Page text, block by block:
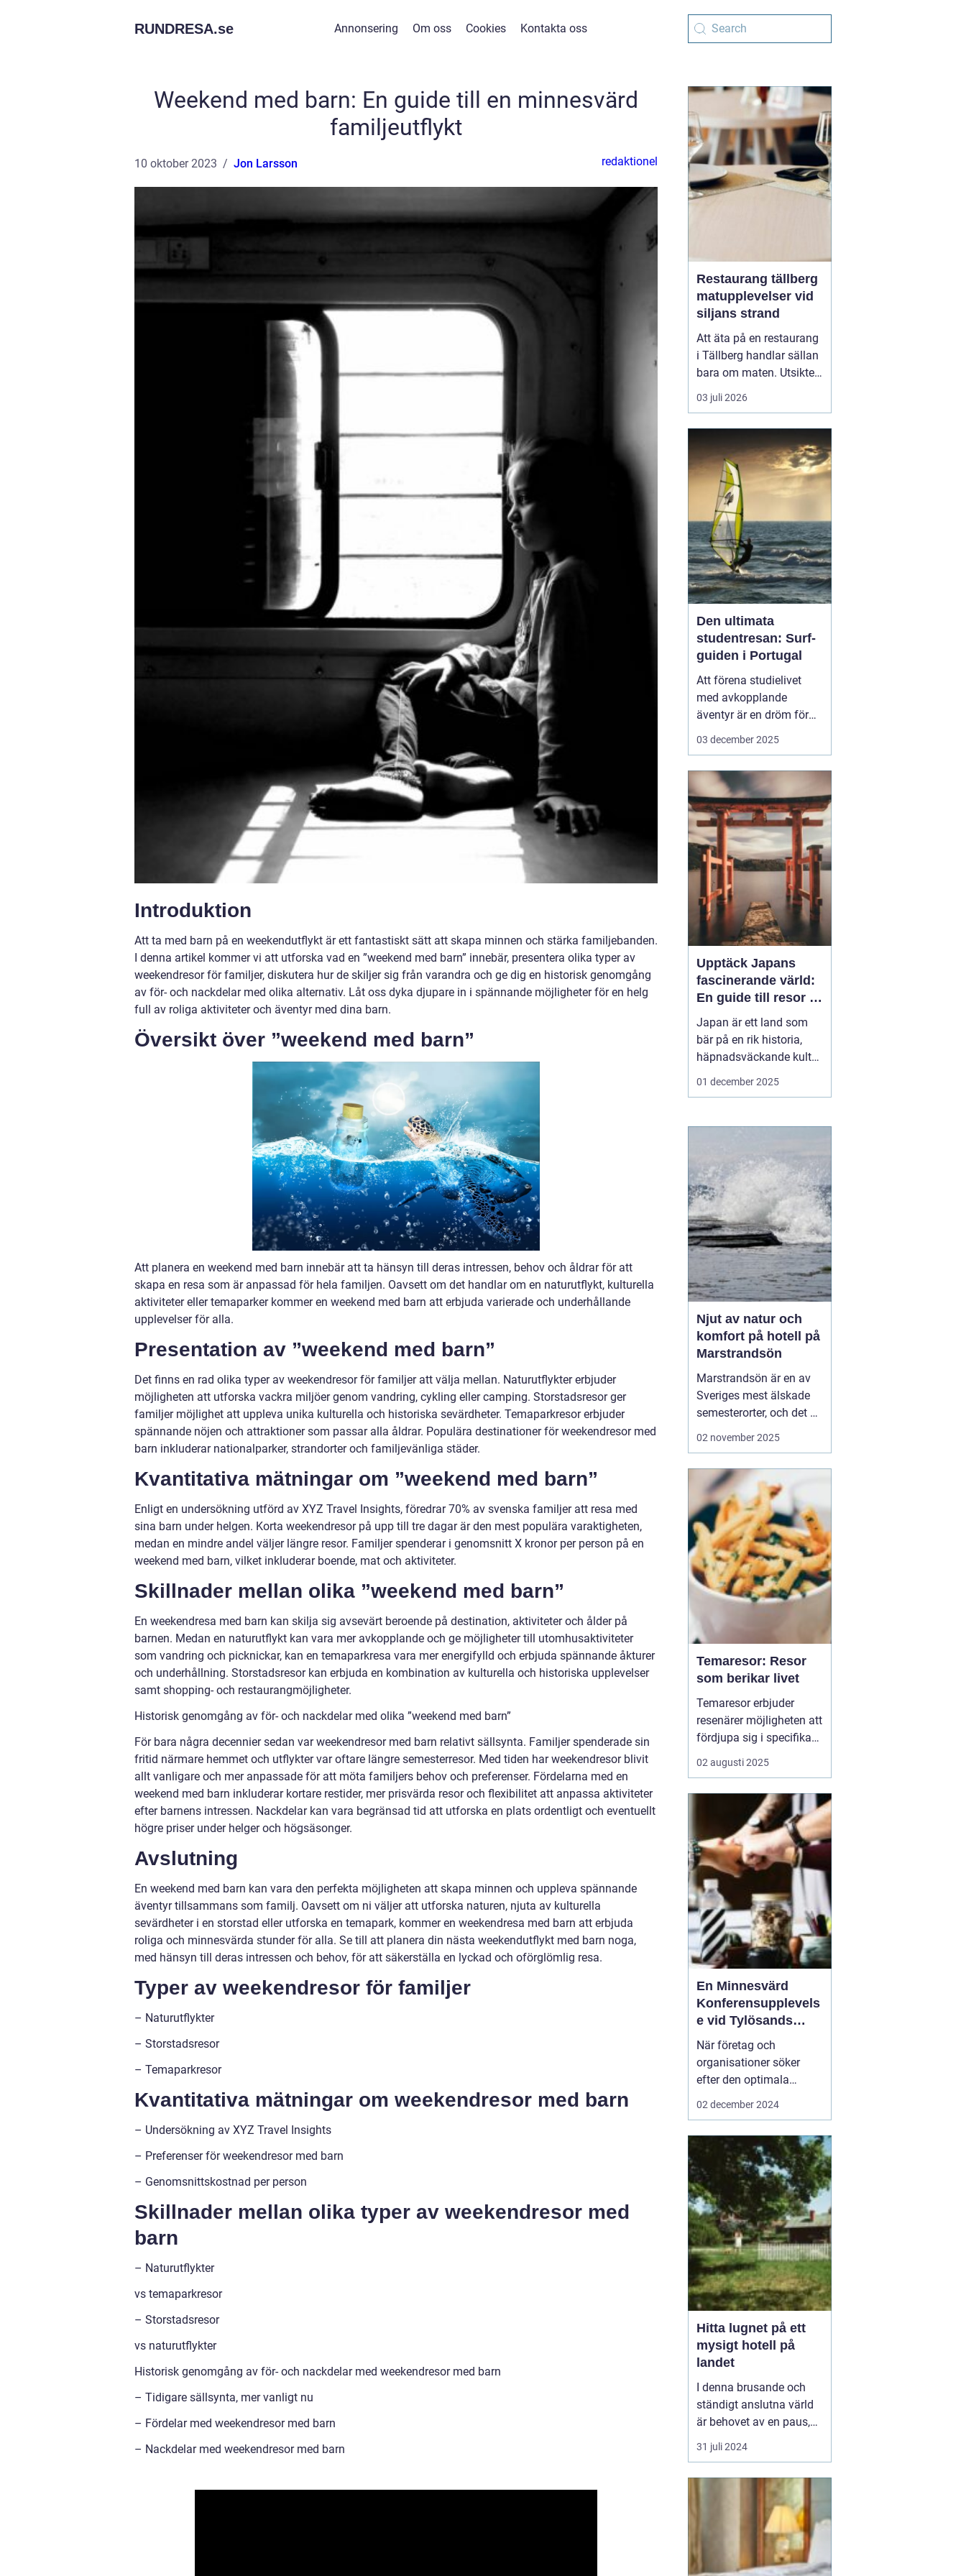
RUNDRESA.se Annonsering Om oss Cookies Kontakta oss
Weekend med barn: En guide till en minnesvärd
familjeutflykt
10 oktober 2023 Jon Larsson redaktionel
Introduktion
Att ta med barn på en weekendutflykt är ett fantastiskt sätt att skapa minnen och stärka familjebanden.
I denna artikel kommer vi att utforska vad en ”weekend med barn” innebär, presentera olika typer av
weekendresor för familjer, diskutera hur de skiljer sig från varandra och ge dig en historisk genomgång
av för- och nackdelar med olika alternativ. Låt oss dyka djupare in i spännande möjligheter för en helg
full av roliga aktiviteter och äventyr med dina barn.
Översikt över ”weekend med barn”
Att planera en weekend med barn innebär att ta hänsyn till deras intressen, behov och åldrar för att
skapa en resa som är anpassad för hela familjen. Oavsett om det handlar om en naturutflykt, kulturella
aktiviteter eller temaparker kommer en weekend med barn att erbjuda varierade och underhållande
upplevelser för alla.
Presentation av ”weekend med barn”
Det finns en rad olika typer av weekendresor för familjer att välja mellan. Naturutflykter erbjuder
möjligheten att utforska vackra miljöer genom vandring, cykling eller camping. Storstadsresor ger
familjer möjlighet att uppleva unika kulturella och historiska sevärdheter. Temaparkresor erbjuder
spännande nöjen och attraktioner som passar alla åldrar. Populära destinationer för weekendresor med
barn inkluderar nationalparker, strandorter och familjevänliga städer.
Kvantitativa mätningar om ”weekend med barn”
Enligt en undersökning utförd av XYZ Travel Insights, föredrar 70% av svenska familjer att resa med
sina barn under helgen. Korta weekendresor på upp till tre dagar är den mest populära varaktigheten,
medan en mindre andel väljer längre resor. Familjer spenderar i genomsnitt X kronor per person på en
weekend med barn, vilket inkluderar boende, mat och aktiviteter.
Skillnader mellan olika ”weekend med barn”
En weekendresa med barn kan skilja sig avsevärt beroende på destination, aktiviteter och ålder på
barnen. Medan en naturutflykt kan vara mer avkopplande och ge möjligheter till utomhusaktiviteter
som vandring och picknickar, kan en temaparkresa vara mer energifylld och erbjuda spännande åkturer
och underhållning. Storstadsresor kan erbjuda en kombination av kulturella och historiska upplevelser
samt shopping- och restaurangmöjligheter.
Historisk genomgång av för- och nackdelar med olika ”weekend med barn”
För bara några decennier sedan var weekendresor med barn relativt sällsynta. Familjer spenderade sin
fritid närmare hemmet och utflykter var oftare längre semesterresor. Med tiden har weekendresor blivit
allt vanligare och mer anpassade för att möta familjers behov och preferenser. Fördelarna med en
weekend med barn inkluderar kortare restider, mer prisvärda resor och flexibilitet att anpassa aktiviteter
efter barnens intressen. Nackdelar kan vara begränsad tid att utforska en plats ordentligt och eventuellt
högre priser under helger och högsäsonger.
Avslutning
En weekend med barn kan vara den perfekta möjligheten att skapa minnen och uppleva spännande
äventyr tillsammans som familj. Oavsett om ni väljer att utforska naturen, njuta av kulturella
sevärdheter i en storstad eller utforska en temapark, kommer en weekendresa med barn att erbjuda
roliga och minnesvärda stunder för alla. Se till att planera din nästa weekendutflykt med barn noga,
med hänsyn till deras intressen och behov, för att säkerställa en lyckad och oförglömlig resa.
Typer av weekendresor för familjer
– Naturutflykter
– Storstadsresor
– Temaparkresor
Kvantitativa mätningar om weekendresor med barn
– Undersökning av XYZ Travel Insights
– Preferenser för weekendresor med barn
– Genomsnittskostnad per person
Skillnader mellan olika typer av weekendresor med
barn
– Naturutflykter
vs temaparkresor
– Storstadsresor
vs naturutflykter
Historisk genomgång av för- och nackdelar med weekendresor med barn
– Tidigare sällsynta, mer vanligt nu
– Fördelar med weekendresor med barn
– Nackdelar med weekendresor med barn
Restaurang tällberg
matupplevelser vid
siljans strand
Att äta på en restaurang
i Tällberg handlar sällan
bara om maten. Utsikten
över Siljan, de faluröda
gårdarna och den tydliga
gör varje måltid till en
helhetsupplevelse.
Samtidigt har byn
utvecklats till ett litet
kulinariskt na...
03 juli 2026
Den ultimata
studentresan: Surf-
guiden i Portugal
Att förena studielivet
med avkopplande
äventyr är en dröm för
många studenter. Att ta
surf, sol och nya möten
kan vara just den
upplevelse som fyller
p&ar...
03 december 2025
Upptäck Japans
fascinerande värld:
En guide till resor i
japan
Japan är ett land som
bär på en rik historia,
häpnadsväckande kultur
och en unik blandning
lockar ständigt resenärer
önskar uppleva allt fr&...
01 december 2025
Njut av natur och
komfort på hotell på
Marstrandsön
Marstrandsön är en av
Sveriges mest älskade
semesterorter, och det är
inte svårt att förstå
naturskönhet och
modern komfort,
erbjuder denna ö en
perfek...
02 november 2025
Temaresor: Resor
som berikar livet
Temaresor erbjuder
resenärer möjligheten att
fördjupa sig i specifika
intressen eller hobbyer,
vilket gör resan mer
berikande. Temaresor
kan innefatta allt från
kulinariska äventyr till
historiska expedi...
02 augusti 2025
En Minnesvärd
Konferensupplevels
e vid Tylösands
Kust
När företag och
organisationer söker
efter den optimala
platsen för sin nästa
faciliteternas kvalitet s...
02 december 2024
Hitta lugnet på ett
mysigt hotell på
landet
I denna brusande och
ständigt anslutna värld
är behovet av en paus,
en stund av frid, större
än någonsin, ett
31 juli 2024